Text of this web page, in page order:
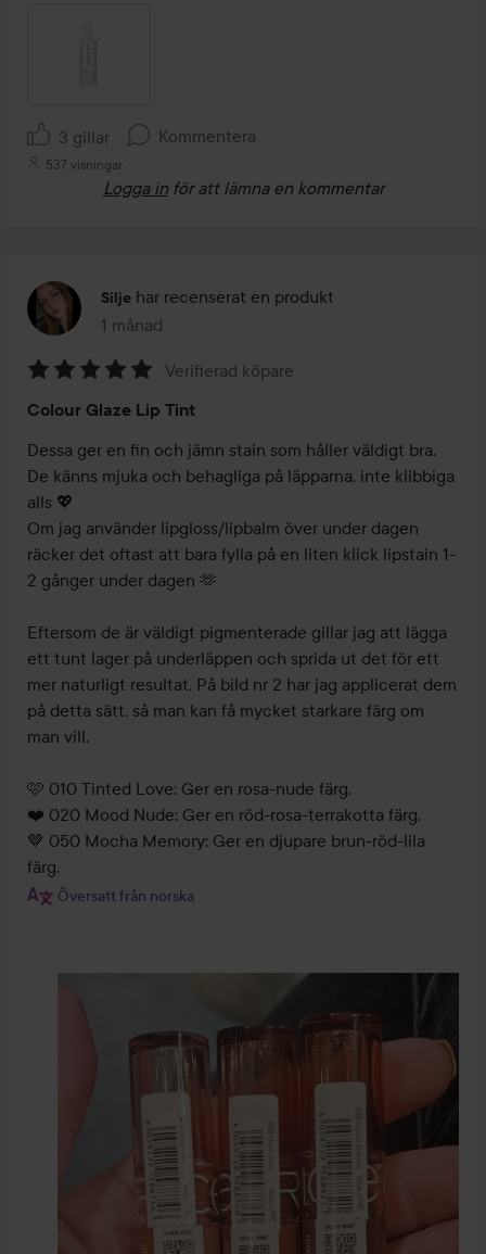
3 gillar Kommentera
537 visningar
Logga in för att lämna en kommentar
Silje har recenserat en produkt
1 månad
Inlägget skapades 1 månad
5
av
5
Verifierad köpare
Colour Glaze Lip Tint
Dessa ger en fin och jämn stain som håller väldigt bra.
De känns mjuka och behagliga på läpparna, inte klibbiga
alls 💖
Om jag använder lipgloss/lipbalm över under dagen
räcker det oftast att bara fylla på en liten klick lipstain 1-
2 gånger under dagen 🫶
Eftersom de är väldigt pigmenterade gillar jag att lägga
ett tunt lager på underläppen och sprida ut det för ett
mer naturligt resultat. På bild nr 2 har jag applicerat dem
på detta sätt, så man kan få mycket starkare färg om
man vill.
 🩷 010 Tinted Love: Ger en rosa-nude färg.
❤️ 020 Mood Nude: Ger en röd-rosa-terrakotta färg.
🤎 050 Mocha Memory: Ger en djupare brun-röd-lila
Översatt från norska